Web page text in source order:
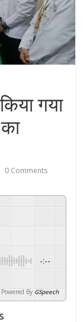
गया
0 Comments
-:--
Powered By GSpeech